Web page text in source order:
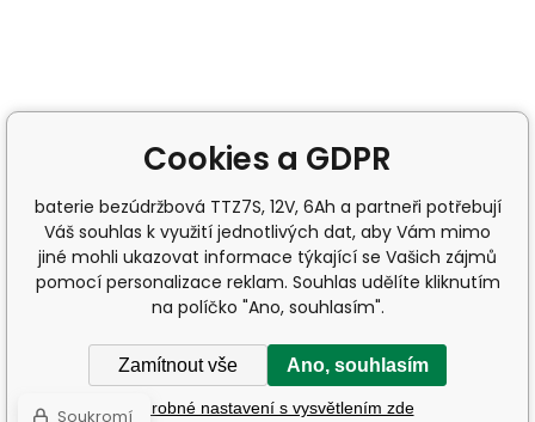
Cookies a GDPR
baterie bezúdržbová TTZ7S, 12V, 6Ah a partneři potřebují
Váš souhlas k využití jednotlivých dat, aby Vám mimo
jiné mohli ukazovat informace týkající se Vašich zájmů
pomocí personalizace reklam. Souhlas udělíte kliknutím
na políčko "Ano, souhlasím".
Zamítnout vše Ano, souhlasím
Podrobné nastavení s vysvětlením zde
Soukromí